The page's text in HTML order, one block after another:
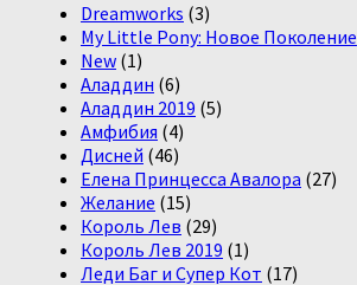
Dreamworks (3)
My Little Pony: Новое Поколение
New (1)
Аладдин (6)
Аладдин 2019 (5)
Амфибия (4)
Дисней (46)
Елена Принцесса Авалора (27)
Желание (15)
Король Лев (29)
Король Лев 2019 (1)
Леди Баг и Супер Кот (17)